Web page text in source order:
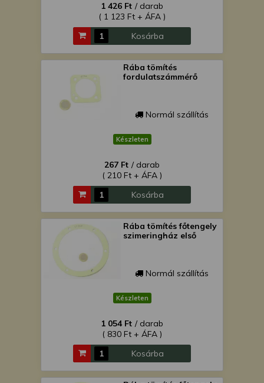
1 426 Ft / darab
( 1 123 Ft + ÁFA )
Kosárba
Rába tömítés
fordulatszámmérő
Normál szállítás
Készleten
267 Ft / darab
( 210 Ft + ÁFA )
Kosárba
Rába tömítés főtengely
szimeringház első
Normál szállítás
Készleten
1 054 Ft / darab
( 830 Ft + ÁFA )
Kosárba